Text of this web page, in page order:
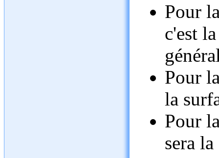
Pour
c'est
Pour
la
Pour
sera